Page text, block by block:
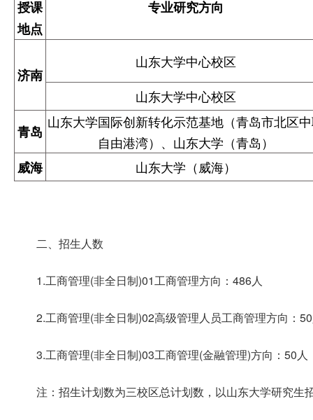
授课
地点
专业研究方向
济南
山东大学中心校区
山东大学中心校区
青岛
山东大学国际创新转化示范基地（青岛市北区
自由港湾）、山东大学（青岛）
威海
山东大学（威海）
二、招生人数
1.工商管理(非全日制)01工商管理方向：486人
2.工商管理(非全日制)02高级管理人员工商管理方向：
3.工商管理(非全日制)03工商管理(金融管理)方向：50人
注：招生计划数为三校区总计划数，以山东大学研究生